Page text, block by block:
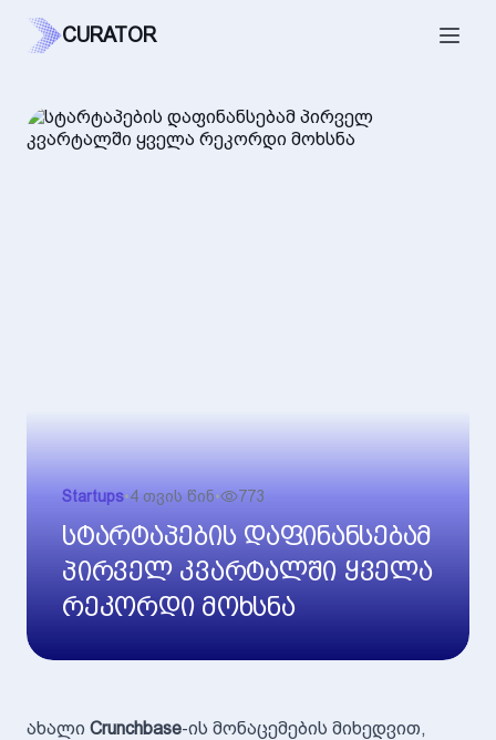
CURATOR
Startups•4 თვის წინ• 773
სტარტაპების დაფინანსებამ
პირველ კვარტალში ყველა
რეკორდი მოხსნა
ახალი Crunchbase-ის მონაცემების მიხედვით,